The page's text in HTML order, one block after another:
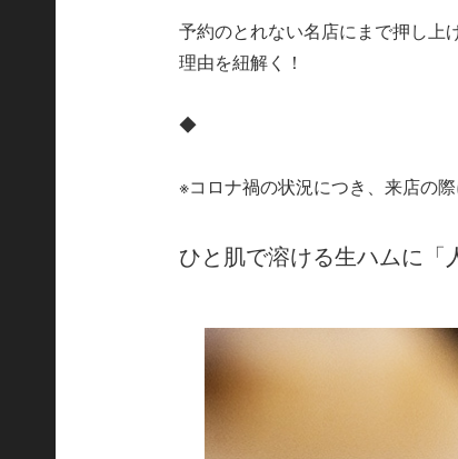
予約のとれない名店にまで押し上
理由を紐解く！
◆
※コロナ禍の状況につき、来店の
ひと肌で溶ける生ハムに「